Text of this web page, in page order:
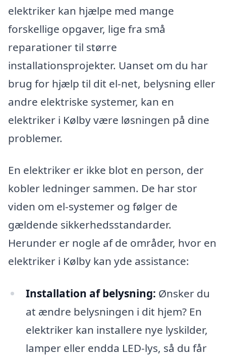
elektriker kan hjælpe med mange
forskellige opgaver, lige fra små
reparationer til større
installationsprojekter. Uanset om du har
brug for hjælp til dit el-net, belysning eller
andre elektriske systemer, kan en
elektriker i Kølby være løsningen på dine
problemer.
En elektriker er ikke blot en person, der
kobler ledninger sammen. De har stor
viden om el-systemer og følger de
gældende sikkerhedsstandarder.
Herunder er nogle af de områder, hvor en
elektriker i Kølby kan yde assistance:
Installation af belysning: Ønsker du
at ændre belysningen i dit hjem? En
elektriker kan installere nye lyskilder,
lamper eller endda LED-lys, så du får